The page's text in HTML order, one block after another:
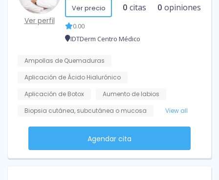
Ver perfil
Ver precio 0 citas 0 opiniones
0.00
IDTDerm Centro Médico
Ampollas de Quemaduras
Aplicación de Ácido Hialurónico
Aplicación de Botox
Aumento de labios
Biopsia cutánea, subcutánea o mucosa
View all
Agendar cita